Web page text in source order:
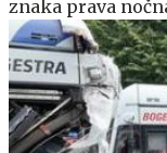
znaka prava